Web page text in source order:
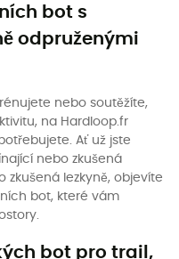
bot s
odpruženými
nebo soutěžíte,
na Hardloop.fr
Ať už jste
nebo zkušená
zkušená lezkyně, objevíte
bot, které vám
bot pro trail,